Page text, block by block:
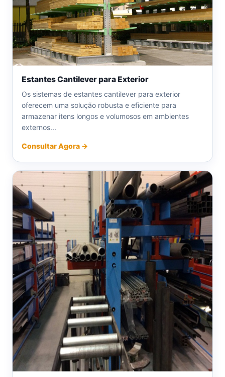
Estantes Cantilever para Exterior
Os sistemas de estantes cantilever para exterior
oferecem uma solução robusta e eficiente para
armazenar itens longos e volumosos em ambientes
externos...
Consultar Agora →